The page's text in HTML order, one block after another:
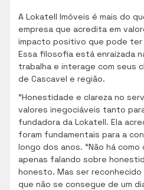
A Lokatell Imóveis é mais do
empresa que acredita em
impacto positivo que pode ter
Essa filosofia está enraizada
trabalha e interage com seus
de Cascavel e região.
“Honestidade e clareza no
valores inegociáveis tanto
fundadora da Lokatell. Ela
foram fundamentais para a
longo dos anos. “Não há como
apenas falando sobre
honesto. Mas ser
que não se consegue de um